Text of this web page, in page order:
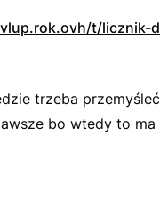
t/licznik-
trzeba
bo wtedy to ma